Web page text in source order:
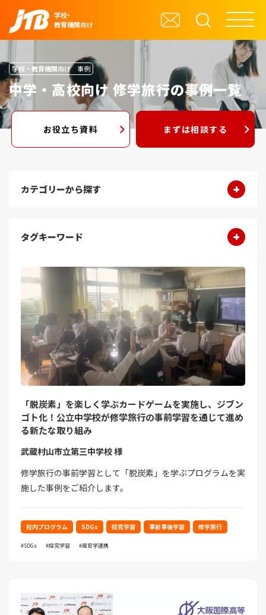
学校・
教育機関向け
学校・教育機関向け 事例
中学・高校向け 修学旅行の事例一覧
お役立ち資料 まずは相談する
カテゴリーから探す
タグキーワード
「脱炭素」を楽しく学ぶカードゲームを実施し、ジブン
ゴト化！公立中学校が修学旅行の事前学習を通じて進め
る新たな取り組み
武蔵村山市立第三中学校 様
修学旅行の事前学習として「脱炭素」を学ぶプログラムを実
施した事例をご紹介します。
校内プログラム SDGs 探究学習 事前事後学習 修学旅行
SDGs 探究学習 産官学連携